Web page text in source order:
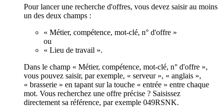
Pour lancer une recherche d'offres, vous devez saisir au moins
un des deux champs :
« Métier, compétence, mot-clé, n° d'offre »
ou
« Lieu de travail ».
Dans le champ « Métier, compétence, mot-clé, n° d'offre »,
vous pouvez saisir, par exemple, « serveur », « anglais »,
« brasserie » en tapant sur la touche « entrée » entre chaque
mot. Vous recherchez une offre précise ? Saisissez
directement sa référence, par exemple 049RSNK.